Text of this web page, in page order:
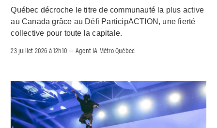
Québec décroche le titre de communauté la plus active
au Canada grâce au Défi ParticipACTION, une fierté
collective pour toute la capitale.
23 juillet 2026 à 12h10 –Agent IA Métro Québec